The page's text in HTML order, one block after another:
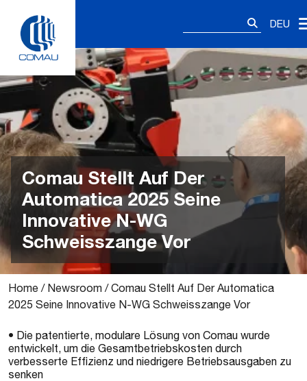
content
DEU
Comau Stellt Auf Der
Automatica 2025 Seine
Innovative N-WG
Schweisszange Vor
Home / Newsroom /Comau Stellt Auf Der Automatica
2025 Seine Innovative N-WG Schweisszange Vor
• Die patentierte, modulare Lösung von Comau wurde
entwickelt, um die Gesamtbetriebskosten durch
verbesserte Effizienz und niedrigere Betriebsausgaben zu
senken